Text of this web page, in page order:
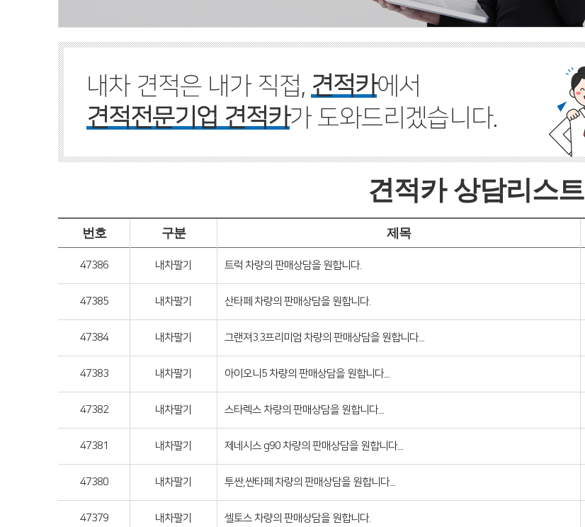
내차 견적은 내가 직접, 견적카에서
견적전문기업 견적카가 도와드리겠습니다.
견적카 상담리스트
번호 구분 제목
47386 내차팔기 트럭 차량의 판매상담을 원합니다.
47385 내차팔기 산타페 차량의 판매상담을 원합니다.
47384 내차팔기 그랜져3.3프리미엄 차량의 판매상담을 원합니다....
47383 내차팔기 아이오니5 차량의 판매상담을 원합니다....
47382 내차팔기 스타렉스 차량의 판매상담을 원합니다....
47381 내차팔기 제네시스 g90 차량의 판매상담을 원합니다....
47380 내차팔기 투싼,싼타페 차량의 판매상담을 원합니다....
47379 내차팔기 셀토스 차량의 판매상담을 원합니다.